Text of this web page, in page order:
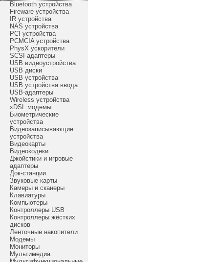
Bluetooth устройства
Fireware устройства
IR устройства
NAS устройства
PCI устройства
PCMCIA устройства
PhysX ускорители
SCSI адаптеры
USB видеоустройства
USB диски
USB устройства
USB устройства ввода
USB-адаптеры
Wireless устройства
xDSL модемы
Биометрические
устройства
Видеозаписывающие
устройства
Видеокарты
Видеокодеки
Джойстики и игровые
адаптеры
Док-станции
Звуковые карты
Камеры и сканеры
Клавиатуры
Компьютеры
Контроллеры USB
Контроллеры жёстких
дисков
Ленточные накопители
Модемы
Мониторы
Мультимедиа